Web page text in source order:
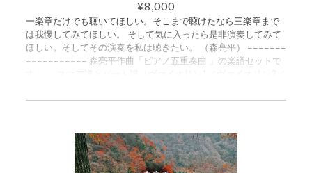
¥8,000
一楽章だけでも聴いてほしい。そこまで聴けたなら三楽章まで
は我慢してみてほしい。 そして気に入ったら是非演奏してみて
ほしい。そしてその演奏を私は聴きたい。 （森亮平） =======
=========== 森亮平作曲「ピアノ五重奏曲 」の楽譜セットで
と、5つのPDFが入ったZIPファイルをダウンロードできます。
オラ） 20ページ ・パート譜（チェロ） 20ページ この楽曲
は2024年8月16日のライブ配信コンサートにて演奏されまし
た。 https://www.youtube.com/live/jFJ5tPMtU90?si=cwBiDK6H